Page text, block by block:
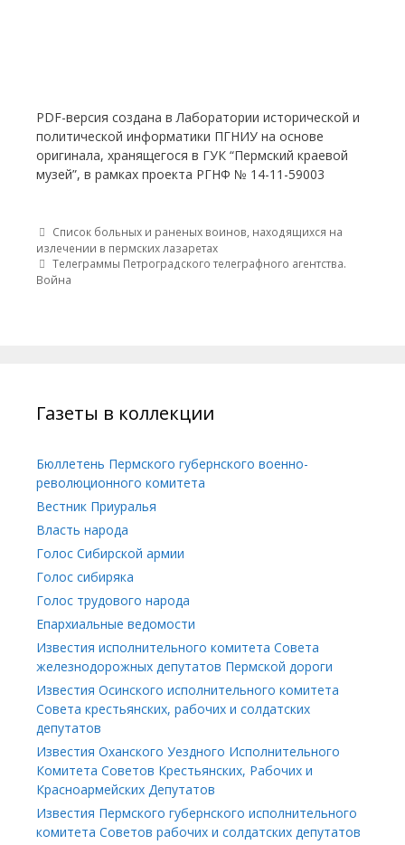
PDF-версия создана в Лаборатории исторической и
политической информатики ПГНИУ на основе
оригинала, хранящегося в ГУК “Пермский краевой
музей”, в рамках проекта РГНФ № 14-11-59003
Post navigation
Список больных и раненых воинов, находящихся на
излечении в пермских лазаретах
Телеграммы Петроградского телеграфного агентства.
Война
Газеты в коллекции
Бюллетень Пермского губернского военно-
революционного комитета
Вестник Приуралья
Власть народа
Голос Сибирской армии
Голос сибиряка
Голос трудового народа
Епархиальные ведомости
Известия исполнительного комитета Совета
железнодорожных депутатов Пермской дороги
Известия Осинского исполнительного комитета
Совета крестьянских, рабочих и солдатских
депутатов
Известия Оханского Уездного Исполнительного
Комитета Советов Крестьянских, Рабочих и
Красноармейских Депутатов
Известия Пермского губернского исполнительного
комитета Советов рабочих и солдатских депутатов